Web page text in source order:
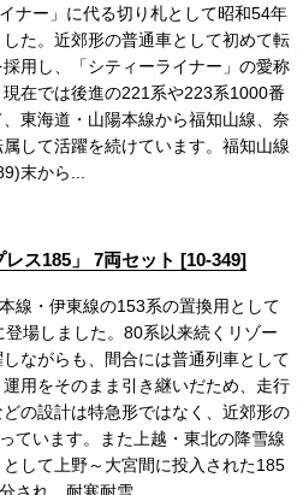
ナー」に代る切り札として昭和54年
た。近郊形の普通車として初めて転
用し、「シティーライナー」の愛称
在では後進の221系や223系1000番
東海道・山陽本線から福知山線、奈
して活躍を続けています。福知山線
末から...
レス185」 7両セット [10-349]
線・伊東線の153系の置換用として
場しました。80系以来続くリゾー
しながらも、間合には普通列車として
用をそのまま引き継いだため、走行
の設計は特急形ではなく、近郊形の
ています。また上越・東北の降雪線
して上野～大宮間に投入された185
され、耐寒耐雪...